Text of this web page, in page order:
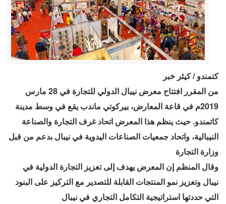
كتمندو / كيئر خبر
من المقرر افتتاح معرض نيبال الدولي للتجارة في 28 مارس
2019م في قاعة المعارض، بيركوتي ماندب يقع في وسط مدينة
كاتمندو. حيث ينظم هذا المعرض اتحاد غرف التجارة والصناعة
النيبالية، واتحاد جمعيات الصناعات اليدوية في نيبال بدعم من قبل
وزارة التجارة
وقال المنظم إن المعرض يهدف إلى تعزيز التجارة الدولية في
نيبال وتعزيز نمو المنتجات القابلة للتصدير مع التركيز على البنود
التي حددتها استراتيجية التكامل التجاري في نيبال